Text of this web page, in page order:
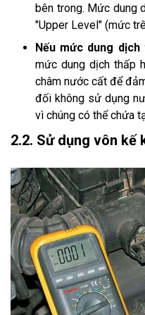
bên trong. Mức dung
"Upper Level" (mức
Nếu mức dung
mức dung dịch thấp
châm nước cất để
đối không sử dụng
vì chúng có thể chứa
2.2. Sử dụng vôn kế